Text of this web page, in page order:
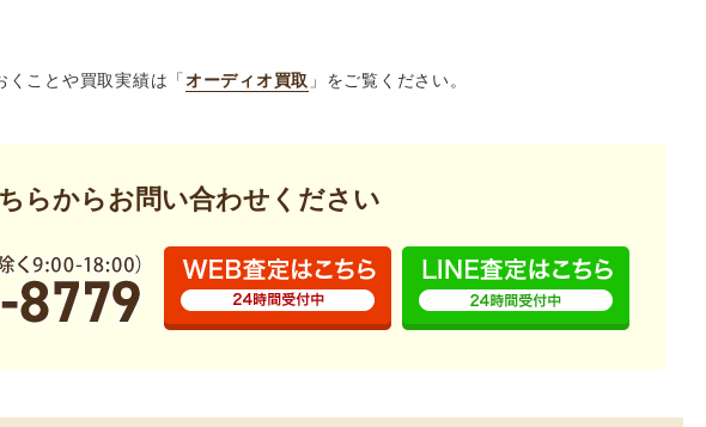
ことや買取実績は「 オーディオ買取 」をご覧ください。
らからお問い合わせください